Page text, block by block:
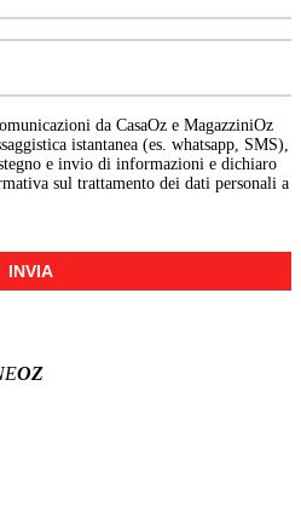
da CasaOz e MagazziniOz
istantanea (es. whatsapp, SMS),
e invio di informazioni e dichiaro
sul trattamento dei dati personali a
INVIA
OZ